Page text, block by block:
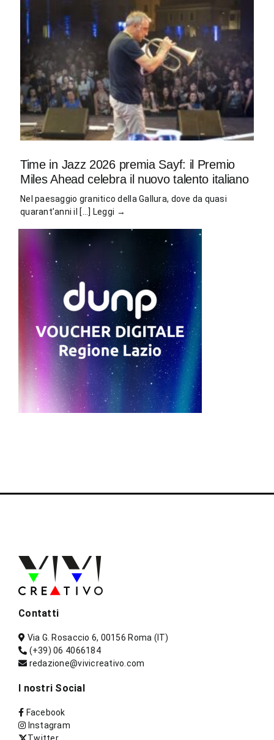
Time in Jazz 2026 premia Sayf: il Premio
Miles Ahead celebra il nuovo talento italiano
Nel paesaggio granitico della Gallura, dove da quasi
quarant’anni il [...] Leggi →
Contatti
Via G. Rosaccio 6, 00156 Roma (IT)
(+39) 06 4066184
redazione@vivicreativo.com
I nostri Social
Facebook
Instagram